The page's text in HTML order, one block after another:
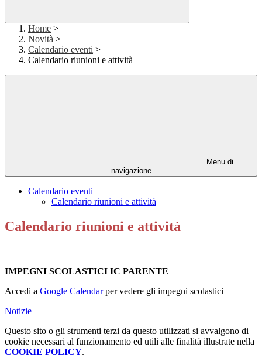
Home >
Novità >
Calendario eventi >
Calendario riunioni e attività
Menu di
navigazione
Calendario eventi
Calendario riunioni e attività
Calendario riunioni e attività
IMPEGNI SCOLASTICI IC PARENTE
Accedi a Google Calendarper vedere gli impegni scolastici
Notizie
Questo sito o gli strumenti terzi da questo utilizzati si avvalgono di
cookie necessari al funzionamento ed utili alle finalità illustrate nella
COOKIE POLICY.